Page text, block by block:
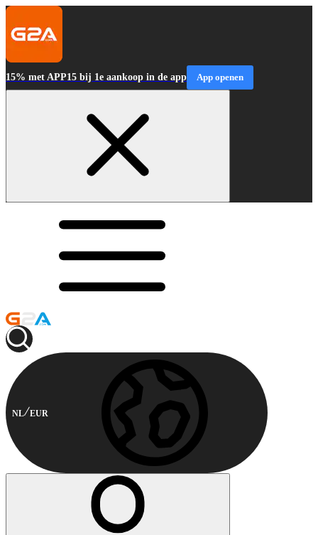
15% met APP15 bij 1e aankoop in de app App openen
NL EUR